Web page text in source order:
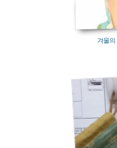
겨울의
411